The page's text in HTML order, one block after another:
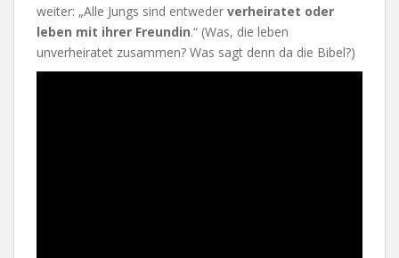
weiter: „Alle Jungs sind entweder verheiratet oder
leben mit ihrer Freundin.“ (Was, die leben
unverheiratet zusammen? Was sagt denn da die Bibel?)